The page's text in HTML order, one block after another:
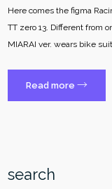
Here comes the figma
TT zero 13. Different from
MIARAI ver. wears bike
Read more“figma
レ
→
search